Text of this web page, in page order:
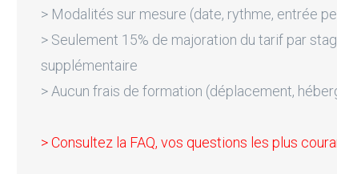
> Modalités sur mesure (date, rythme, entrée
> Seulement 15% de majoration du tarif par
supplémentaire
> Aucun frais de formation (déplacement,
> Consultez la FAQ, vos questions les plus